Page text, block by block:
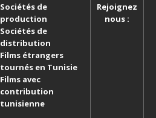
Sociétés de
production
Sociétés de
distribution
Films étrangers
tournés en Tunisie
Films avec
contribution
tunisienne
Rejoignez
nous :